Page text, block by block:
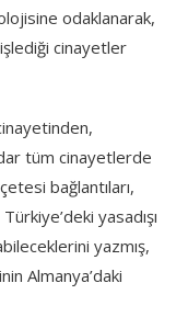
odaklanarak,
cinayetler
tüm cinayetlerde
bağlantıları,
yasadışı
yazmış,
Almanya’daki